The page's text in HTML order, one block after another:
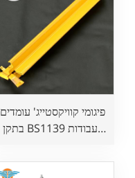
פיגומי קוויקסטייג' עומדים
בתקן BS1139 לעבודות